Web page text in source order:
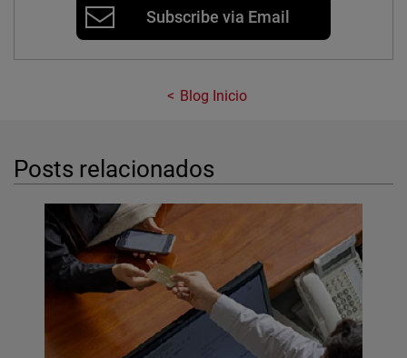
Subscribe via Email
Blog Inicio
Posts relacionados